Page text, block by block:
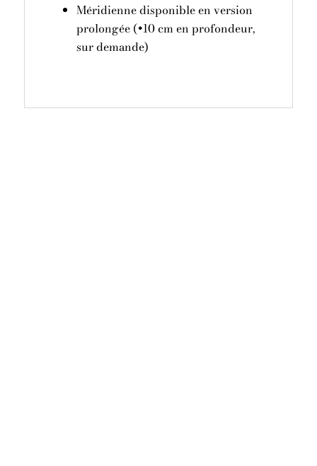
Méridienne disponible en version
prolongée (+10 cm en profondeur,
sur demande)